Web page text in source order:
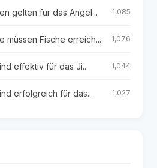
gelten für das Angel... 1,085
müssen Fische erreich... 1,076
effektiv für das Ji... 1,044
erfolgreich für das... 1,027